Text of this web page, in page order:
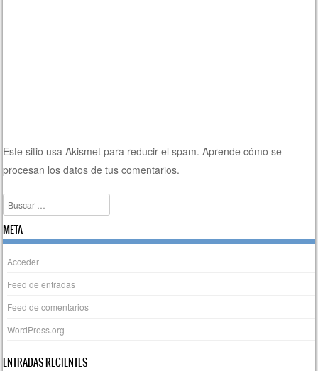
Este sitio usa Akismet para reducir el spam.Aprende cómo se
procesan los datos de tus comentarios.
Buscar
META
Acceder
Feed de entradas
Feed de comentarios
WordPress.org
ENTRADAS RECIENTES